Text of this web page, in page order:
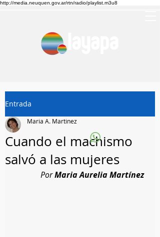
http://media.neuquen.gov.ar/rtn/radio/playlist.m3u8
Entrada
Cuando el machismo
salvó a las mujeres
Maria A. Martinez
PorMariaAureliaMartínez